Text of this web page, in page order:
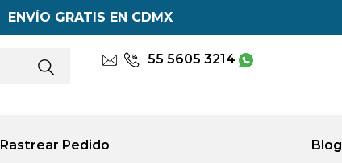
ENVÍO GRATIS EN CDMX
55 5605 3214
Rastrear Pedido Blog